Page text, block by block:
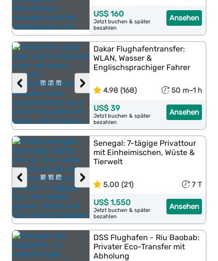
Ansehen
US$ 160
Jetzt buchen & später
bezahlen
›
‹
Dakar Flughafentransfer:
WLAN, Wasser &
Englischsprachiger Fahrer
4.98 (168) 50 m–1 h
Ansehen
US$ 39
Jetzt buchen & später
bezahlen
›
‹
Senegal: 7-tägige Privattour
mit Einheimischen, Wüste &
Tierwelt
5.00 (21) 7 T
Ansehen
US$ 1,550
Jetzt buchen & später
bezahlen
DSS Flughafen - Riu Baobab:
Privater Eco-Transfer mit
Abholung